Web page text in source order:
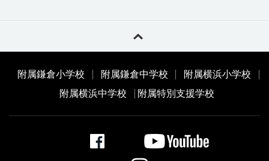
附属鎌倉小学校 附属鎌倉中学校
附属横浜小学校
附属横浜中学校
附属特別支援学校